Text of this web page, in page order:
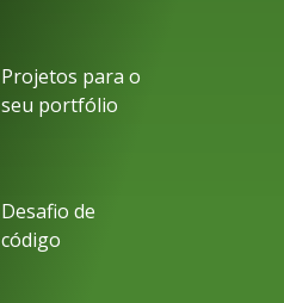
Projetos para o
seu portfólio
Desafio de
código